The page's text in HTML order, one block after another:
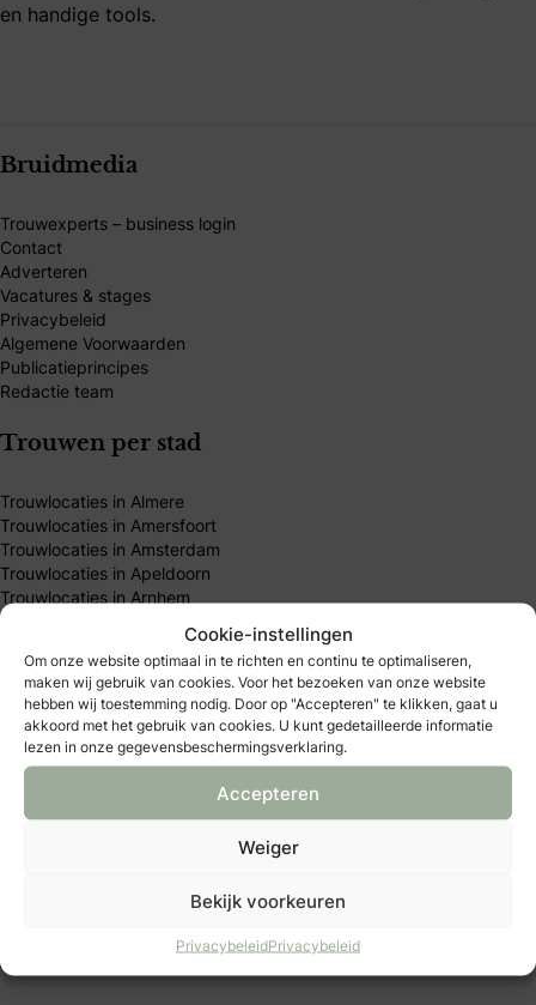
Cookie-instellingen
Om onze website optimaal in te richten en continu te optimaliseren,
maken wij gebruik van cookies. Voor het bezoeken van onze website
hebben wij toestemming nodig. Door op "Accepteren" te klikken, gaat u
akkoord met het gebruik van cookies. U kunt gedetailleerde informatie
lezen in onze gegevensbeschermingsverklaring.
Accepteren
Weiger
Bekijk voorkeuren
PrivacybeleidPrivacybeleid
en handige tools.
Bruidmedia
Trouwexperts – business login
Contact
Adverteren
Vacatures & stages
Privacybeleid
Algemene Voorwaarden
Publicatieprincipes
Redactie team
Trouwen per stad
Trouwlocaties in Almere
Trouwlocaties in Amersfoort
Trouwlocaties in Amsterdam
Trouwlocaties in Apeldoorn
Trouwlocaties in Arnhem
Trouwlocaties in Breda
Trouwlocaties in Den Haag
Trouwlocaties in Eindhoven
Trouwlocaties in Enschede
Trouwlocaties in Groningen
Trouwlocaties in Haarlem
Trouwlocaties in Leiden
Trouwlocaties in Rotterdam
Alle bruidswinkels in Nederland